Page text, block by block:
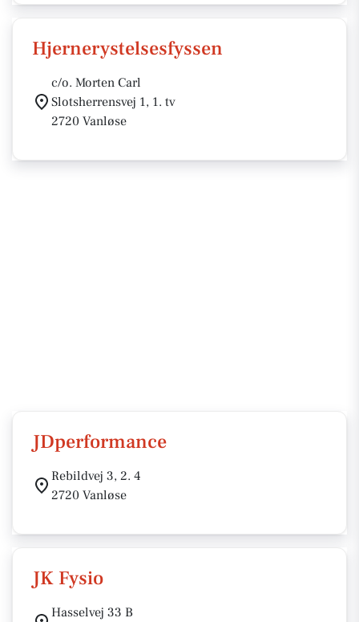
Hjernerystelsesfyssen
c/o. Morten Carl
Slotsherrensvej 1, 1. tv
2720 Vanløse
JDperformance
Rebildvej 3, 2. 4
2720 Vanløse
JK Fysio
Hasselvej 33 B